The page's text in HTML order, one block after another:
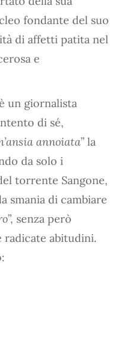
fondante del suo
di affetti patita nel
e
un giornalista
di sé,
annoiata” la
da solo i
torrente Sangone,
smania di cambiare
”, senza però
radicate abitudini.